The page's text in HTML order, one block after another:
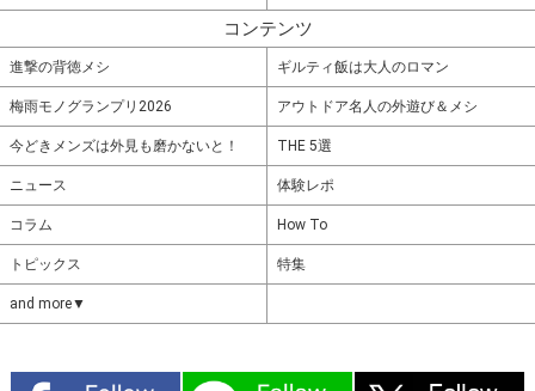
コンテンツ
進撃の背徳メシ ギルティ飯は大人のロマン
梅雨モノグランプリ2026 アウトドア名人の外遊び＆メシ
今どきメンズは外見も磨かないと！ THE 5選
ニュース 体験レポ
コラム How To
トピックス 特集
and more▼